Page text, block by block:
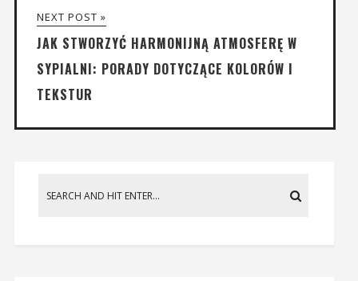
NEXT POST »
JAK STWORZYĆ HARMONIJNĄ ATMOSFERĘ W
SYPIALNI: PORADY DOTYCZĄCE KOLORÓW I
TEKSTUR